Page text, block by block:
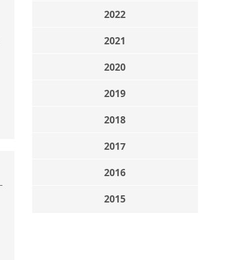
2022
2021
2020
2019
2018
2017
2016
2015